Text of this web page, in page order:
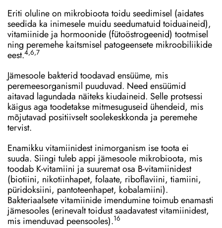
Eriti oluline on mikrobioota toidu seedimisel (aidates
seedida ka inimesele muidu seedumatuid toiduaineid),
vitamiinide ja hormoonide (fütoöstrogeenid) tootmisel
ning peremehe kaitsmisel patogeensete mikroobiliikide
eest.4,6,7
Jämesoole bakterid toodavad ensüüme, mis
peremeesorganismil puuduvad. Need ensüümid
aitavad lagundada näiteks kiudaineid. Selle protsessi
käigus aga toodetakse mitmesuguseid ühendeid, mis
mõjutavad positiivselt soolekeskkonda ja peremehe
tervist.
Enamikku vitamiinidest inimorganism ise toota ei
suuda. Siingi tuleb appi jämesoole mikrobioota, mis
toodab K-vitamiini ja suuremat osa B-vitamiinidest
(biotiini, nikotiinhapet, folaate, riboflaviini, tiamiini,
püridoksiini, pantoteenhapet, kobalamiini).
Bakteriaalsete vitamiinide imendumine toimub enamasti
jämesooles (erinevalt toidust saadavatest vitamiinidest,
mis imenduvad peensooles).16